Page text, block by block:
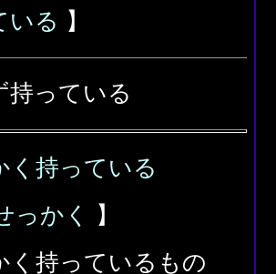
いる 】
持っている
く持っている
っかく
】
く持っているもの